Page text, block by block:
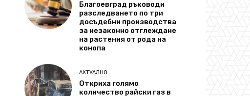
Благоевград ръководи
разследването по три
досъдебни производства
за незаконно отглеждане
на растения от рода на
конопа
АКТУАЛНО
Откриха голямо
количество райски газ в